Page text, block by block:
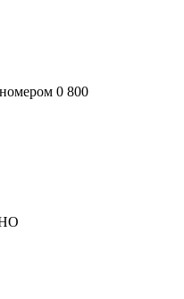
номером 0 800